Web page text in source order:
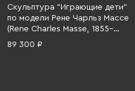
Скульптура "Играющие дети"
по модели Рене Чарльз Массе
(Rene Charles Masse, 1855–
1913), фарфор, Европа, 1920-
89 300 ₽